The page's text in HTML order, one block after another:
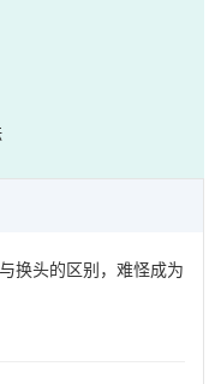
换头的区别，难怪成为